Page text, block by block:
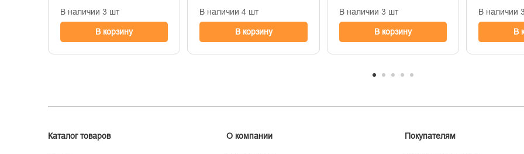
В наличии 3 шт
В корзину
В наличии 4 шт
В корзину
В наличии 3 шт
В корзину
В наличии
В
Каталог товаров О компании Покупателям